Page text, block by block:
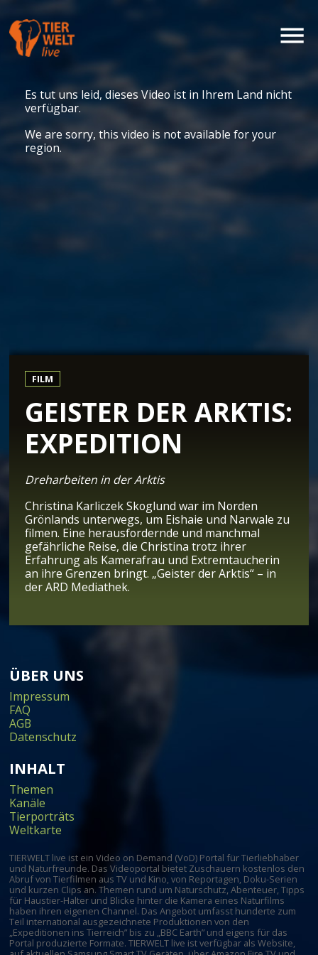
Es tut uns leid, dieses Video ist in Ihrem Land nicht
verfügbar.
We are sorry, this video is not available for your
region.
FILM
GEISTER DER ARKTIS:
EXPEDITION
Dreharbeiten in der Arktis
Christina Karliczek Skoglund war im Norden
Grönlands unterwegs, um Eishaie und Narwale zu
filmen. Eine herausfordernde und manchmal
gefährliche Reise, die Christina trotz ihrer
Erfahrung als Kamerafrau und Extremtaucherin
an ihre Grenzen bringt. „Geister der Arktis“ – in
der ARD Mediathek.
ÜBER UNS
Impressum
FAQ
AGB
Datenschutz
INHALT
Themen
Kanäle
Tierporträts
Weltkarte
TIERWELT live ist ein Video on Demand (VoD) Portal für Tierliebhaber
und Naturfreunde. Das Videoportal bietet Zuschauern kostenlos den
Abruf von Tierfilmen aus TV und Kino, von Reportagen, Doku-Serien
und kurzen Clips an. Themen rund um Naturschutz, Abenteuer, Tipps
für Haustier-Halter und Blicke hinter die Kamera eines Naturfilms
haben ihren eigenen Channel. Das Angebot umfasst hunderte zum
Teil international ausgezeichnete Produktionen von den
„Expeditionen ins Tierreich” bis zu „BBC Earth” und eigens für das
Portal produzierte Formate. TIERWELT live ist verfügbar als Website,